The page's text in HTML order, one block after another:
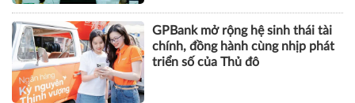
GPBank mở rộng hệ sinh thái tài
chính, đồng hành cùng nhịp phát
triển số của Thủ đô